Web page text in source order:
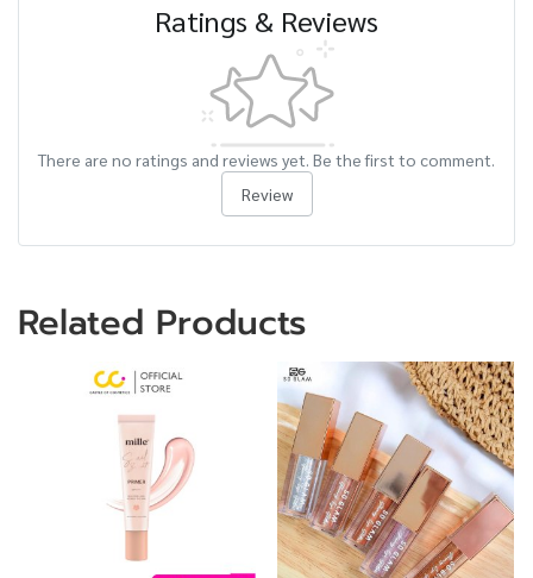
Ratings & Reviews
There are no ratings and reviews yet. Be the first to comment.
Review
Related Products